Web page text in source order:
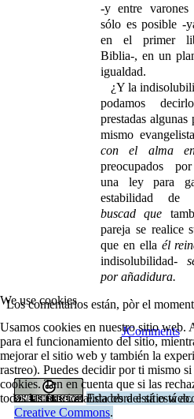
-y entre varones
sólo es posible -
en el primer
Biblia-, en un
igualdad.
¿Y la
podamos
prestadas algunas
mismo
con el alma
preocupados
una ley para
estabilidad de
buscad que
pareja se realice
que en ella él
indi­solubilidad-
por añadidura.
Los comentarios están, pòr el
JComments
Esta obra está está
Creative Commons.
We use cookies
Usamos cookies en nuestro sitio web.
para el funcionamiento del sitio,
mejorar el sitio web y también la
rastreo). Puedes decidir por ti mismo
cookies. Ten en cuenta que si las
todas las funcionalidades del sitio web.